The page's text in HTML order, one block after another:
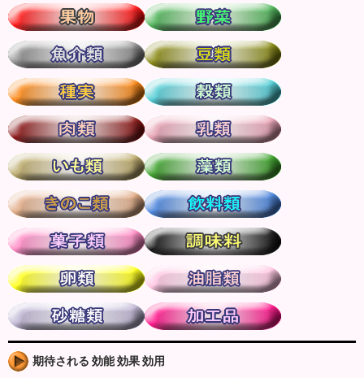
期待される 効能 効果 効用